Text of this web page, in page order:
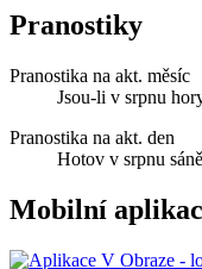
Pranostiky
Pranostika na akt. měsíc
Jsou-li v srpnu
Pranostika na akt. den
Hotov v srpnu
Mobilní